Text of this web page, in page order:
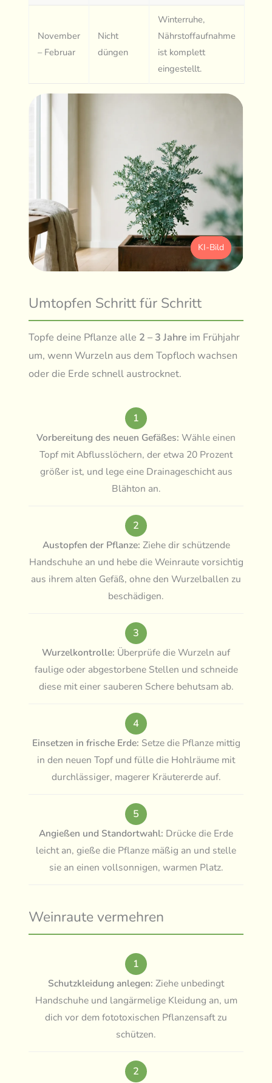
November
– Februar
Nicht
düngen
Winterruhe,
Nährstoffaufnahme
ist komplett
eingestellt.
KI-Bild
Umtopfen Schritt für Schritt
Topfe deine Pflanze alle 2 – 3 Jahre im Frühjahr
um, wenn Wurzeln aus dem Topfloch wachsen
oder die Erde schnell austrocknet.
1
Vorbereitung des neuen Gefäßes: Wähle einen
Topf mit Abflusslöchern, der etwa 20 Prozent
größer ist, und lege eine Drainageschicht aus
Blähton an.
2
Austopfen der Pflanze: Ziehe dir schützende
Handschuhe an und hebe die Weinraute vorsichtig
aus ihrem alten Gefäß, ohne den Wurzelballen zu
beschädigen.
3
Wurzelkontrolle: Überprüfe die Wurzeln auf
faulige oder abgestorbene Stellen und schneide
diese mit einer sauberen Schere behutsam ab.
4
Einsetzen in frische Erde: Setze die Pflanze mittig
in den neuen Topf und fülle die Hohlräume mit
durchlässiger, magerer Kräutererde auf.
5
Angießen und Standortwahl: Drücke die Erde
leicht an, gieße die Pflanze mäßig an und stelle
sie an einen vollsonnigen, warmen Platz.
Weinraute vermehren
1
Schutzkleidung anlegen: Ziehe unbedingt
Handschuhe und langärmelige Kleidung an, um
dich vor dem fototoxischen Pflanzensaft zu
schützen.
2